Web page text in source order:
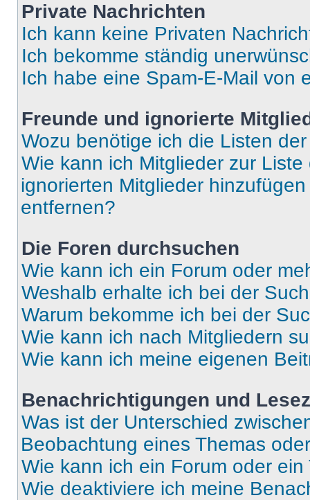
Private Nachrichten
Ich kann keine Privaten
Ich bekomme ständig
Ich habe eine Spam-E-Mail von
Freunde und ignorierte
Wozu benötige ich die Listen
Wie kann ich Mitglieder zur
ignorierten Mitglieder
entfernen?
Die Foren durchsuchen
Wie kann ich ein Forum oder
Weshalb erhalte ich bei der
Warum bekomme ich bei der
Wie kann ich nach Mitgliedern
Wie kann ich meine eigenen
Benachrichtigungen und
Was ist der Unterschied
Beobachtung eines Themas
Wie kann ich ein Forum oder
Wie deaktiviere ich meine